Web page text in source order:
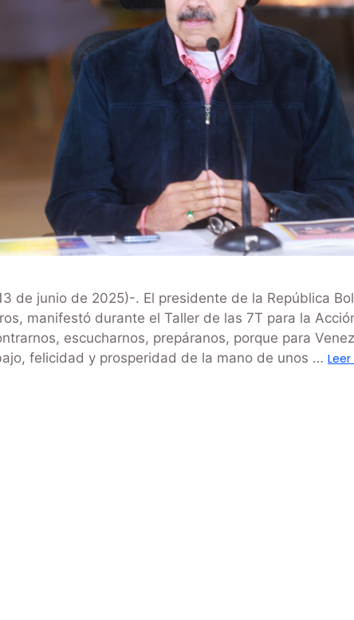
de junio de 2025)-. El presidente de la República
manifestó durante el Taller de las 7T para la
escucharnos, prepáranos, porque para
felicidad y prosperidad de la mano de unos …